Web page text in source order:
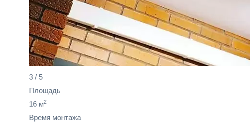
3 / 5
Площадь
16 м2
Время монтажа